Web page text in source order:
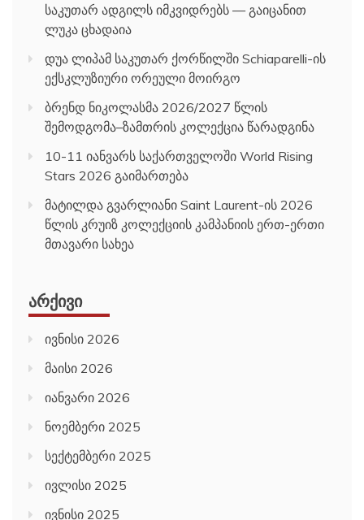
საკუთარ ადგილს იმკვიდრებს — გაიცანით
ლუკა ცხადაია
დუა ლიპამ საკუთარ ქორწილში Schiaparelli-ის
ექსკლუზიური ორეული მოირგო
ბრენდ ნიკოლასმა 2026/2027 წლის
შემოდგომა–ზამთრის კოლექცია წარადგინა
10-11 იანვარს საქართველოში World Rising
Stars 2026 გაიმართება
მატილდა გვარლიანი Saint Laurent-ის 2026
წლის კრუიზ კოლექციის კამპანიის ერთ-ერთი
მთავარი სახეა
ᲐᲠᲥᲘᲕᲘ
ივნისი 2026
მაისი 2026
იანვარი 2026
ნოემბერი 2025
სექტემბერი 2025
ივლისი 2025
ივნისი 2025